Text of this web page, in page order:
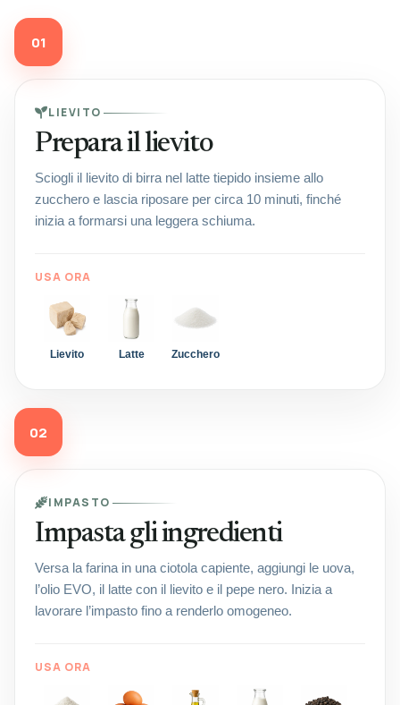
01
LIEVITO
Prepara il lievito
Sciogli il lievito di birra nel latte tiepido insieme allo
zucchero e lascia riposare per circa 10 minuti, finché
inizia a formarsi una leggera schiuma.
USA ORA
Lievito Latte Zucchero
02
IMPASTO
Impasta gli ingredienti
Versa la farina in una ciotola capiente, aggiungi le uova,
l’olio EVO, il latte con il lievito e il pepe nero. Inizia a
lavorare l’impasto fino a renderlo omogeneo.
USA ORA